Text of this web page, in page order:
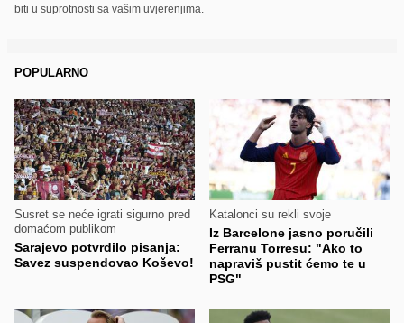
biti u suprotnosti sa vašim uvjerenjima.
POPULARNO
Susret se neće igrati sigurno pred
domaćom publikom
Sarajevo potvrdilo pisanja:
Savez suspendovao Koševo!
Katalonci su rekli svoje
Iz Barcelone jasno poručili
Ferranu Torresu: "Ako to
napraviš pustit ćemo te u
PSG"